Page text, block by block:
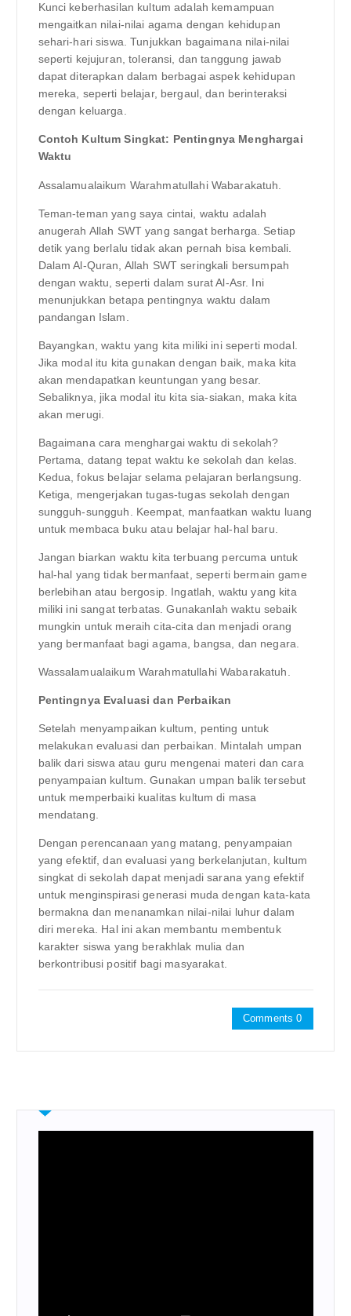
Kunci keberhasilan kultum adalah kemampuan
mengaitkan nilai-nilai agama dengan kehidupan
sehari-hari siswa. Tunjukkan bagaimana nilai-nilai
seperti kejujuran, toleransi, dan tanggung jawab
dapat diterapkan dalam berbagai aspek kehidupan
mereka, seperti belajar, bergaul, dan berinteraksi
dengan keluarga.
Contoh Kultum Singkat: Pentingnya Menghargai
Waktu
Assalamualaikum Warahmatullahi Wabarakatuh.
Teman-teman yang saya cintai, waktu adalah
anugerah Allah SWT yang sangat berharga. Setiap
detik yang berlalu tidak akan pernah bisa kembali.
Dalam Al-Quran, Allah SWT seringkali bersumpah
dengan waktu, seperti dalam surat Al-Asr. Ini
menunjukkan betapa pentingnya waktu dalam
pandangan Islam.
Bayangkan, waktu yang kita miliki ini seperti modal.
Jika modal itu kita gunakan dengan baik, maka kita
akan mendapatkan keuntungan yang besar.
Sebaliknya, jika modal itu kita sia-siakan, maka kita
akan merugi.
Bagaimana cara menghargai waktu di sekolah?
Pertama, datang tepat waktu ke sekolah dan kelas.
Kedua, fokus belajar selama pelajaran berlangsung.
Ketiga, mengerjakan tugas-tugas sekolah dengan
sungguh-sungguh. Keempat, manfaatkan waktu luang
untuk membaca buku atau belajar hal-hal baru.
Jangan biarkan waktu kita terbuang percuma untuk
hal-hal yang tidak bermanfaat, seperti bermain game
berlebihan atau bergosip. Ingatlah, waktu yang kita
miliki ini sangat terbatas. Gunakanlah waktu sebaik
mungkin untuk meraih cita-cita dan menjadi orang
yang bermanfaat bagi agama, bangsa, dan negara.
Wassalamualaikum Warahmatullahi Wabarakatuh.
Pentingnya Evaluasi dan Perbaikan
Setelah menyampaikan kultum, penting untuk
melakukan evaluasi dan perbaikan. Mintalah umpan
balik dari siswa atau guru mengenai materi dan cara
penyampaian kultum. Gunakan umpan balik tersebut
untuk memperbaiki kualitas kultum di masa
mendatang.
Dengan perencanaan yang matang, penyampaian
yang efektif, dan evaluasi yang berkelanjutan, kultum
singkat di sekolah dapat menjadi sarana yang efektif
untuk menginspirasi generasi muda dengan kata-kata
bermakna dan menanamkan nilai-nilai luhur dalam
diri mereka. Hal ini akan membantu membentuk
karakter siswa yang berakhlak mulia dan
berkontribusi positif bagi masyarakat.
Comments 0